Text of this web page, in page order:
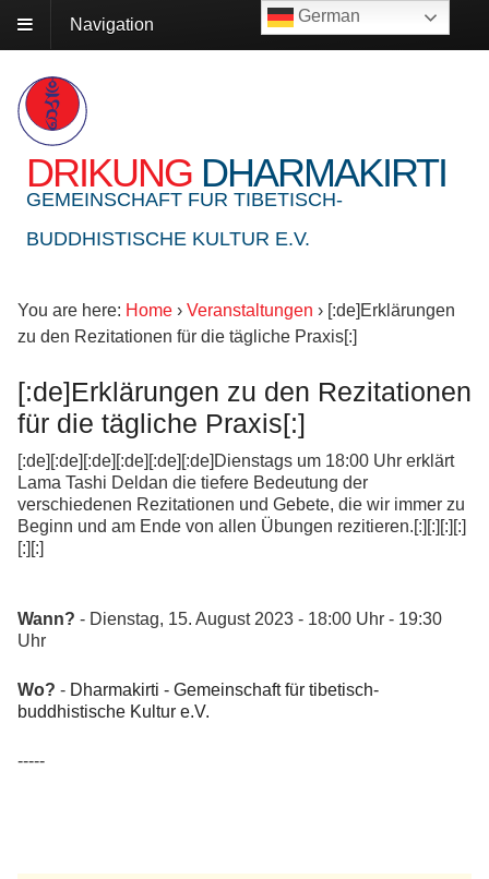
Navigation
DRIKUNG DHARMAKIRTI
GEMEINSCHAFT FUR TIBETISCH-
BUDDHISTISCHE KULTUR E.V.
You are here: Home › Veranstaltungen › [:de]Erklärungen
zu den Rezitationen für die tägliche Praxis[:]
[:de]Erklärungen zu den Rezitationen
für die tägliche Praxis[:]
[:de][:de][:de][:de][:de][:de]Dienstags um 18:00 Uhr erklärt
Lama Tashi Deldan die tiefere Bedeutung der
verschiedenen Rezitationen und Gebete, die wir immer zu
Beginn und am Ende von allen Übungen rezitieren.[:][:][:][:]
[:][:]
Wann? - Dienstag, 15. August 2023 - 18:00 Uhr - 19:30
Uhr
Wo? - Dharmakirti - Gemeinschaft für tibetisch-
buddhistische Kultur e.V.
-----
German